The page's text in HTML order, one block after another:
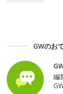
GWのお
編